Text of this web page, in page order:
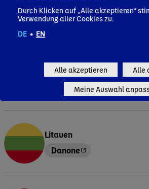
Danone
Nutricia
Lettland
Danone
Nutricia
Litauen
Danone
Durch Klicken auf „Alle akzeptieren“
Verwendung aller Cookies zu.
DE • EN
Alle akzeptieren Alle
Meine Auswahl